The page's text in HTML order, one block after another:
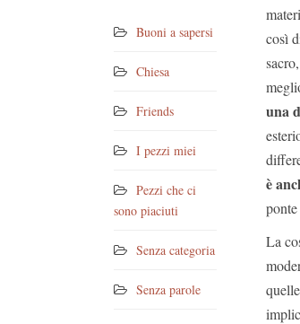
Buoni a sapersi
Chiesa
Friends
I pezzi miei
Pezzi che ci
sono piaciuti
Senza categoria
Senza parole
così
una
è
La